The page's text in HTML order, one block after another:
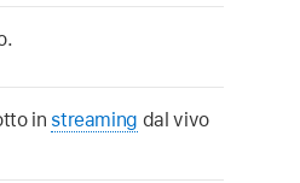
in streaming dal vivo